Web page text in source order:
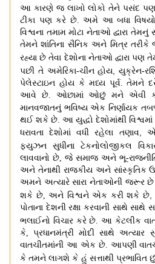
આ કારણે જ લાખો લોકો તેને પસંદ
ટીકા પણ કરે છે. અમે આ બધા વિષયો
વિશ્વના તમામ મોટા નેતાઓ દ્વારા
તેમને શાંતિના સૈનિક અને મિત્ર
રહ્યા છે તેવા દેશોના નેતાઓ દ્વારા પણ
પછી તે અમેરિકા-ચીન હોય, યુક્રેન-
પેલેસ્ટાઇન હોય કે મધ્ય પૂર્વ.તેમને
આવે છે. ઓછામાં ઓછું મને એવી
માનવજાતનું ભવિષ્ય એક નિર્ણાયક
થઈ શકે છે. આ યુદ્ધો દેશોમાંથી
ધરાવતા દેશોમાં વધી રહેલા તણાવ,
ફ્યુઝન સુધીના ટેકનોલોજીકલ
લાવવાનો છે, જે સમાજ અને ભૂ-
અને તેનાથી રાજકીય અને
અમને અત્યારે સારા નેતાઓની જરૂર છે
શકે છે, અને વિશ્વને એક કરી શકે છે,
પોતાના દેશની રક્ષા કરવાની સાથે
ભલાઈનો વિચાર કરે છે. આ કેટલીક
કે,પ્રધાનમંત્રી મોદી સાથે અત્યાર
વાતચીતમાંની આ એક છે. આપણી
કે તમને લાગશે કે હું સત્તાથી પ્રભાવિત